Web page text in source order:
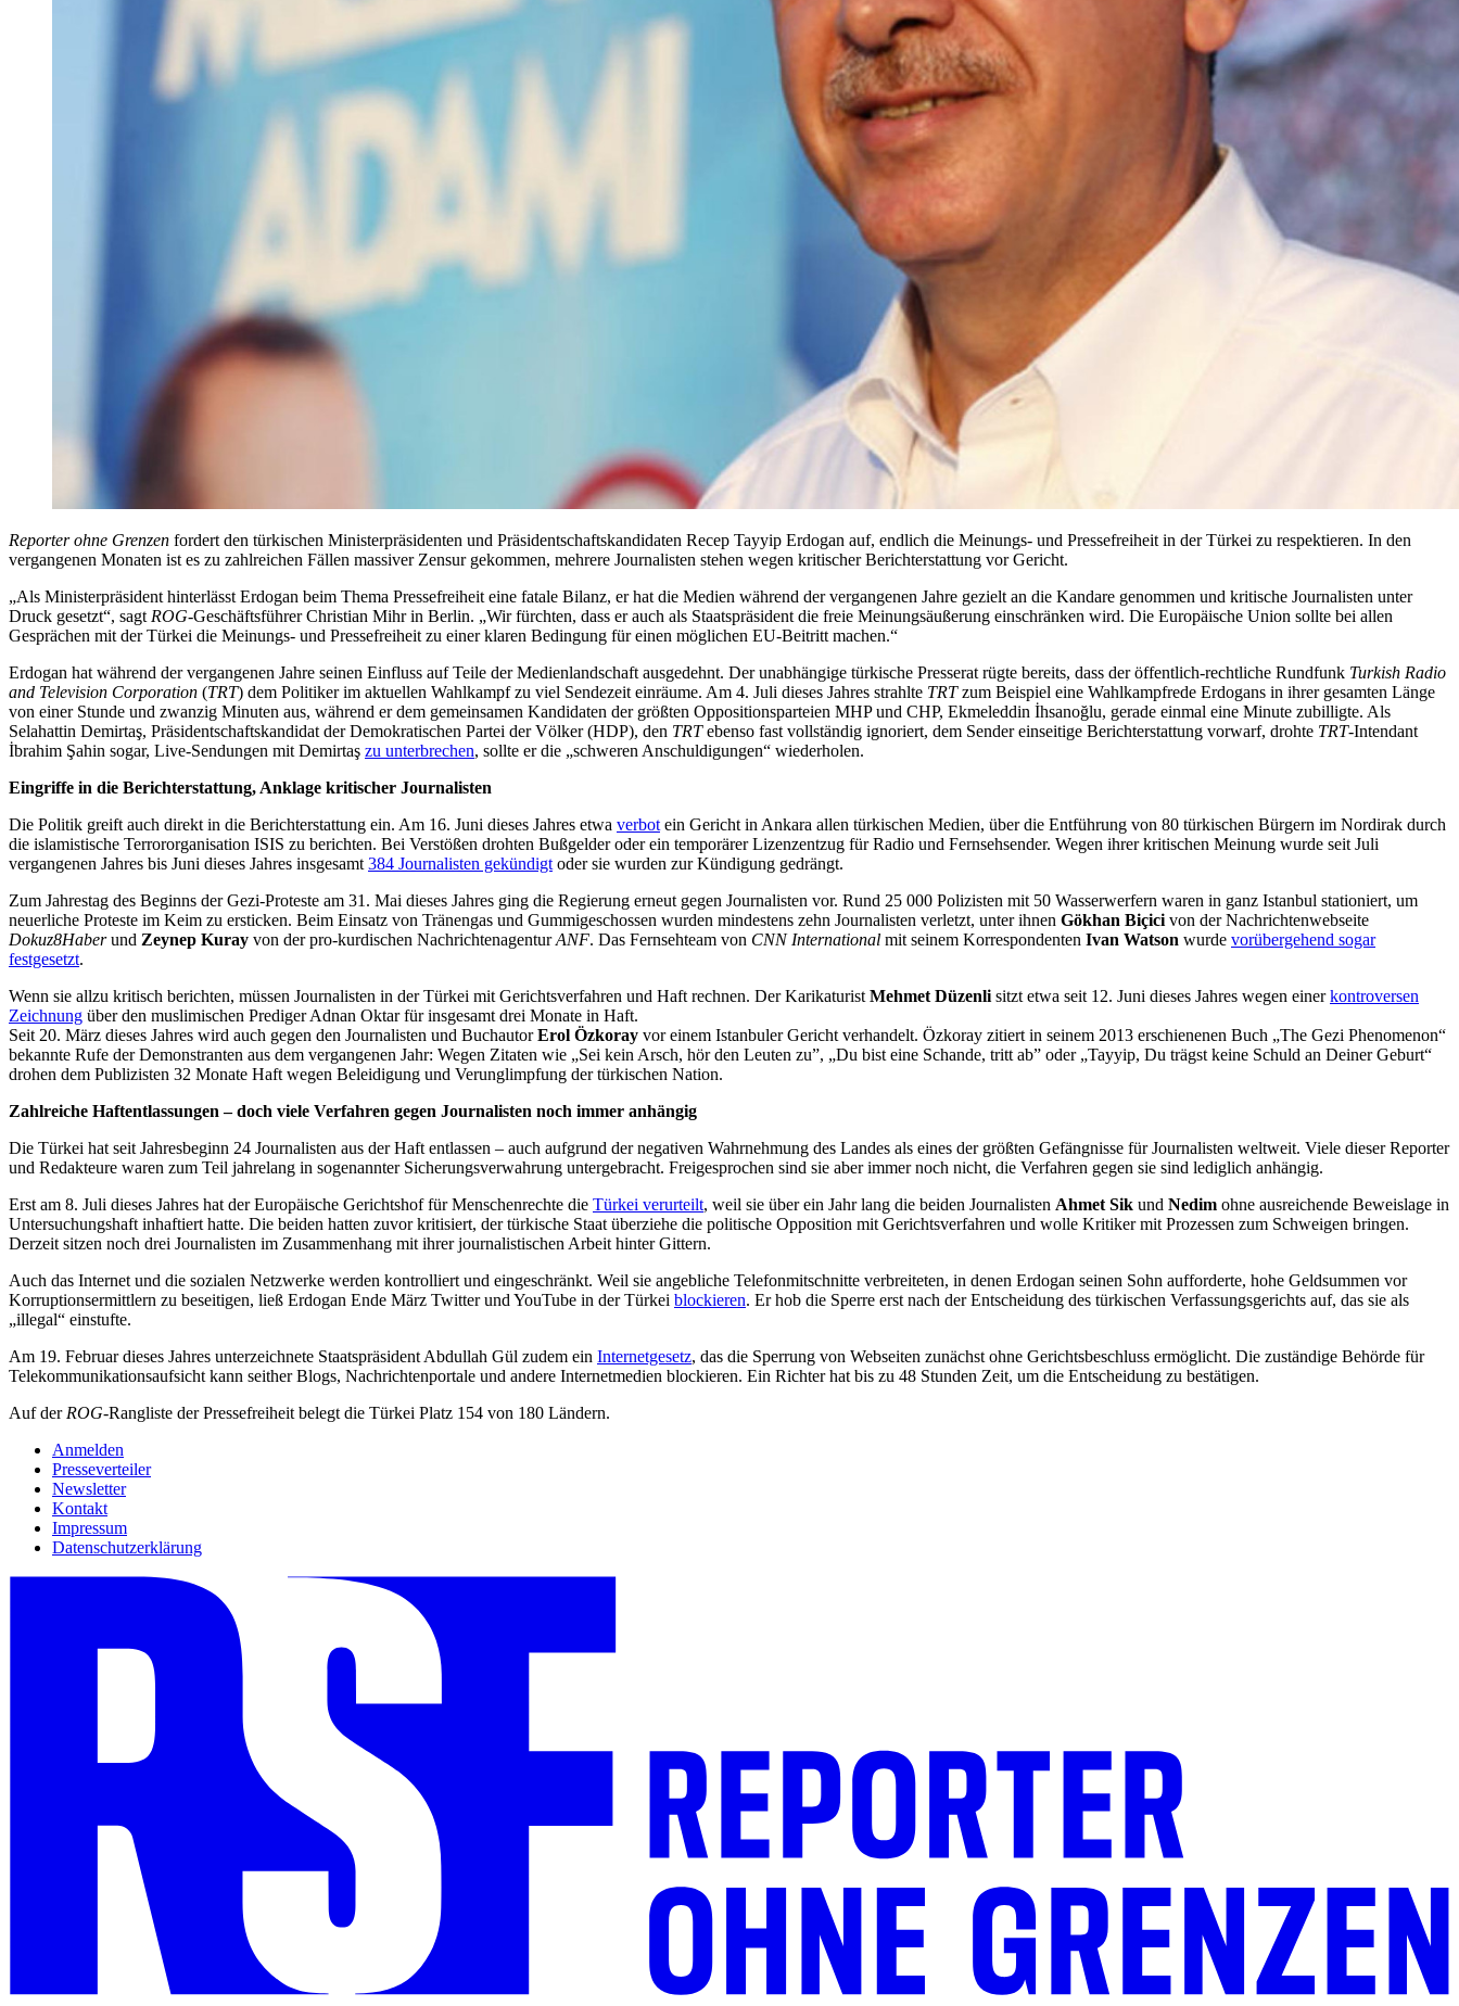
Reporter ohne Grenzen fordert den türkischen Ministerpräsidenten und Präsidentschaftskandidaten Recep Tayyip Erdogan auf, endlich die Meinungs- und Pressefreiheit in der Türkei zu respektieren. In den
vergangenen Monaten ist es zu zahlreichen Fällen massiver Zensur gekommen, mehrere Journalisten stehen wegen kritischer Berichterstattung vor Gericht.
„Als Ministerpräsident hinterlässt Erdogan beim Thema Pressefreiheit eine fatale Bilanz, er hat die Medien während der vergangenen Jahre gezielt an die Kandare genommen und kritische Journalisten unter
Druck gesetzt“, sagt ROG-Geschäftsführer Christian Mihr in Berlin. „Wir fürchten, dass er auch als Staatspräsident die freie Meinungsäußerung einschränken wird. Die Europäische Union sollte bei allen
Gesprächen mit der Türkei die Meinungs- und Pressefreiheit zu einer klaren Bedingung für einen möglichen EU-Beitritt machen.“
Erdogan hat während der vergangenen Jahre seinen Einfluss auf Teile der Medienlandschaft ausgedehnt. Der unabhängige türkische Presserat rügte bereits, dass der öffentlich-rechtliche Rundfunk Turkish Radio
and Television Corporation (TRT) dem Politiker im aktuellen Wahlkampf zu viel Sendezeit einräume. Am 4. Juli dieses Jahres strahlte TRTzum Beispiel eine Wahlkampfrede Erdogans in ihrer gesamten Länge
von einer Stunde und zwanzig Minuten aus, während er dem gemeinsamen Kandidaten der größten Oppositionsparteien MHP und CHP, Ekmeleddin İhsanoğlu, gerade einmal eine Minute zubilligte. Als
Selahattin Demirtaş, Präsidentschaftskandidat der Demokratischen Partei der Völker (HDP), den TRTebenso fast vollständig ignoriert, dem Sender einseitige Berichterstattung vorwarf, drohte TRT-Intendant
İbrahim Şahin sogar, Live-Sendungen mit Demirtaş zu unterbrechen, sollte er die „schweren Anschuldigungen“ wiederholen.
Eingriffe in die Berichterstattung, Anklage kritischer Journalisten
Die Politik greift auch direkt in die Berichterstattung ein. Am 16. Juni dieses Jahres etwa verbot ein Gericht in Ankara allen türkischen Medien, über die Entführung von 80 türkischen Bürgern im Nordirak durch
die islamistische Terrororganisation ISIS zu berichten. Bei Verstößen drohten Bußgelder oder ein temporärer Lizenzentzug für Radio und Fernsehsender. Wegen ihrer kritischen Meinung wurde seit Juli
vergangenen Jahres bis Juni dieses Jahres insgesamt 384 Journalisten gekündigt oder sie wurden zur Kündigung gedrängt.
Zum Jahrestag des Beginns der Gezi-Proteste am 31. Mai dieses Jahres ging die Regierung erneut gegen Journalisten vor. Rund 25 000 Polizisten mit 50 Wasserwerfern waren in ganz Istanbul stationiert, um
neuerliche Proteste im Keim zu ersticken. Beim Einsatz von Tränengas und Gummigeschossen wurden mindestens zehn Journalisten verletzt, unter ihnen Gökhan Biçici von der Nachrichtenwebseite
Dokuz8Haberund Zeynep Kuray von der pro-kurdischen NachrichtenagenturANF. Das Fernsehteam von CNN International mit seinem Korrespondenten Ivan Watson wurde vorübergehend sogar
festgesetzt.
Wenn sie allzu kritisch berichten, müssen Journalisten in der Türkei mit Gerichtsverfahren und Haft rechnen. Der Karikaturist Mehmet Düzenli sitzt etwa seit 12. Juni dieses Jahres wegen einerkontroversen
Zeichnung über den muslimischen Prediger Adnan Oktar für insgesamt drei Monate in Haft.
Seit 20. März dieses Jahres wird auch gegen den Journalisten und BuchautorErol Özkoray vor einem Istanbuler Gericht verhandelt. Özkoray zitiert in seinem 2013 erschienenen Buch „The Gezi Phenomenon“
bekannte Rufe der Demonstranten aus dem vergangenen Jahr: Wegen Zitaten wie „Sei kein Arsch, hör den Leuten zu”, „Du bist eine Schande, tritt ab” oder „Tayyip, Du trägst keine Schuld an Deiner Geburt“
drohen dem Publizisten 32 Monate Haft wegen Beleidigung und Verunglimpfung der türkischen Nation.
Zahlreiche Haftentlassungen – doch viele Verfahren gegen Journalisten noch immer anhängig
Die Türkei hat seit Jahresbeginn 24 Journalisten aus der Haft entlassen – auch aufgrund der negativen Wahrnehmung des Landes als eines der größten Gefängnisse für Journalisten weltweit. Viele dieser Reporter
und Redakteure waren zum Teil jahrelang in sogenannter Sicherungsverwahrung untergebracht. Freigesprochen sind sie aber immer noch nicht, die Verfahren gegen sie sind lediglich anhängig.
Erst am 8. Juli dieses Jahres hat der Europäische Gerichtshof für Menschenrechte die Türkei verurteilt, weil sie über ein Jahr lang die beiden Journalisten Ahmet Sik und Nedim ohne ausreichende Beweislage in
Untersuchungshaft inhaftiert hatte. Die beiden hatten zuvor kritisiert, der türkische Staat überziehe die politische Opposition mit Gerichtsverfahren und wolle Kritiker mit Prozessen zum Schweigen bringen.
Derzeit sitzen noch drei Journalisten im Zusammenhang mit ihrer journalistischen Arbeit hinter Gittern.
Auch das Internet und die sozialen Netzwerke werden kontrolliert und eingeschränkt. Weil sie angebliche Telefonmitschnitte verbreiteten, in denen Erdogan seinen Sohn aufforderte, hohe Geldsummen vor
Korruptionsermittlern zu beseitigen, ließ Erdogan Ende März Twitter und YouTube in der Türkei blockieren. Er hob die Sperre erst nach der Entscheidung des türkischen Verfassungsgerichts auf, das sie als
„illegal“ einstufte.
Am 19. Februar dieses Jahres unterzeichnete Staatspräsident Abdullah Gül zudem ein Internetgesetz, das die Sperrung von Webseiten zunächst ohne Gerichtsbeschluss ermöglicht. Die zuständige Behörde für
Telekommunikationsaufsicht kann seither Blogs, Nachrichtenportale und andere Internetmedien blockieren. Ein Richter hat bis zu 48 Stunden Zeit, um die Entscheidung zu bestätigen.
Auf derROG-Rangliste der Pressefreiheit belegt die Türkei Platz 154 von 180 Ländern.
Anmelden
Presseverteiler
Newsletter
Kontakt
Impressum
Datenschutzerklärung